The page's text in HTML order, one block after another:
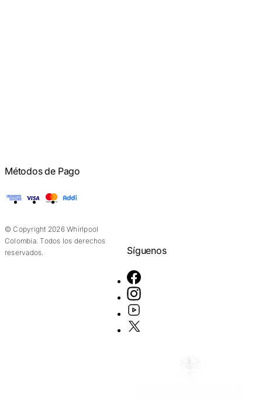
Métodos de Pago
American Express
Visa Mastercard
© Copyright 2026 Whirlpool
Colombia. Todos los derechos
reservados.
Síguenos